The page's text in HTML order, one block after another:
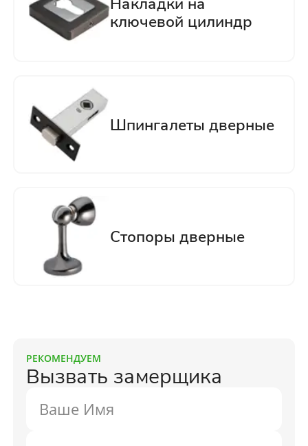
РЕКОМЕНДУЕМ
Вызвать замерщика